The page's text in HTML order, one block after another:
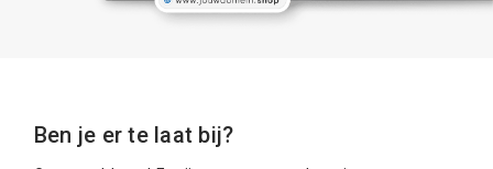
Ben je er te laat bij?